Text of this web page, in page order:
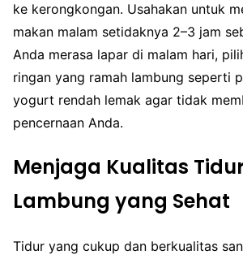
ke kerongkongan. Usahakan untuk
makan malam setidaknya 2–3 jam
Anda merasa lapar di malam hari,
ringan yang ramah lambung seperti
yogurt rendah lemak agar tidak
pencernaan Anda.
Menjaga Kualitas
Lambung yang Sehat
Tidur yang cukup dan berkualitas